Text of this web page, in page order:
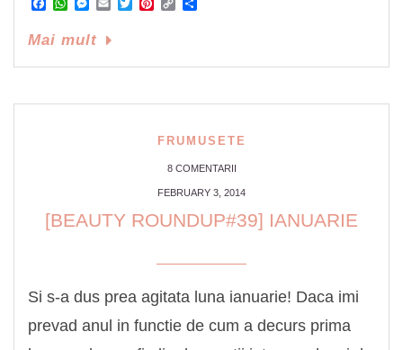
Facebook
WhatsApp
Messenger
EmailTwitterPinterest
Copy
Mai mult
FRUMUSETE
8 COMENTARII
FEBRUARY 3, 2014
[BEAUTY ROUNDUP#39] IANUARIE
Si s-a dus prea agitata luna ianuarie! Daca imi
prevad anul in functie de cum a decurs prima